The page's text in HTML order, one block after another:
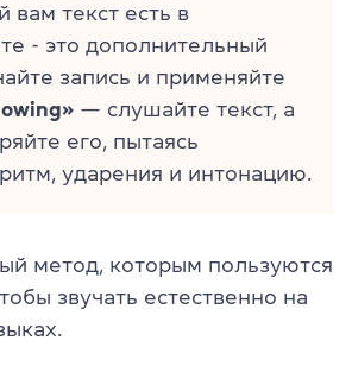
вам текст есть в
- это дополнительный
запись и применяйте
— слушайте текст, а
его, пытаясь
ударения и интонацию.
метод, которым пользуются
звучать естественно на